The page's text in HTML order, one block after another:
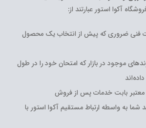
آکوا استور عبارتند از:
فنی ضروری که پیش از انتخاب یک محصول
موجود در بازار که امتحان خود را در طول
بابت خدمات پس از فروش
به واسطه ارتباط مستقیم آکوا استور با